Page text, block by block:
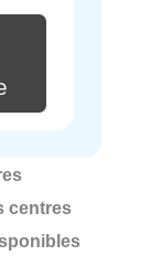
centres